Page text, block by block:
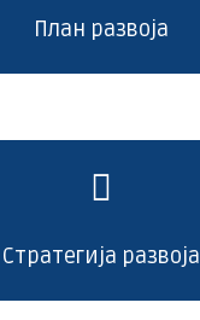
План развоја
Стратегија развоја